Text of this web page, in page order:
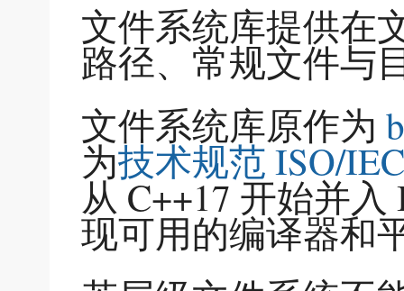
文件系统库提供在
路径、常规文件与
文件系统库原作为
为技术规范 ISO/
从 C++17 开始并入
现可用的编译器和